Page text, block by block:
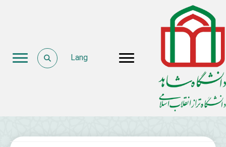
Lang